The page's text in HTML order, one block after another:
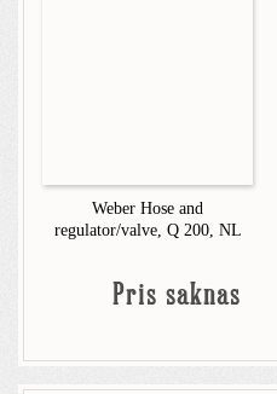
Weber Hose and
regulator/valve, Q 200, NL
Pris saknas